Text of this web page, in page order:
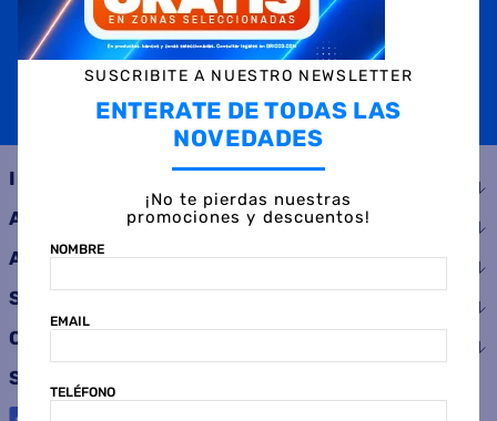
TELÉFONO
SUSCRIBIRME
INSTITUCIONAL
AYUDA
ATENCIÓN AL CLIENTE
SERVICIOS
CONSUMIDOR
SEGUINOS
SUSCRIBITE A NUESTRO NEWSLETTER
ENTERATE DE TODAS LAS
NOVEDADES
¡No te pierdas nuestras
promociones y descuentos!
NOMBRE
EMAIL
TELÉFONO